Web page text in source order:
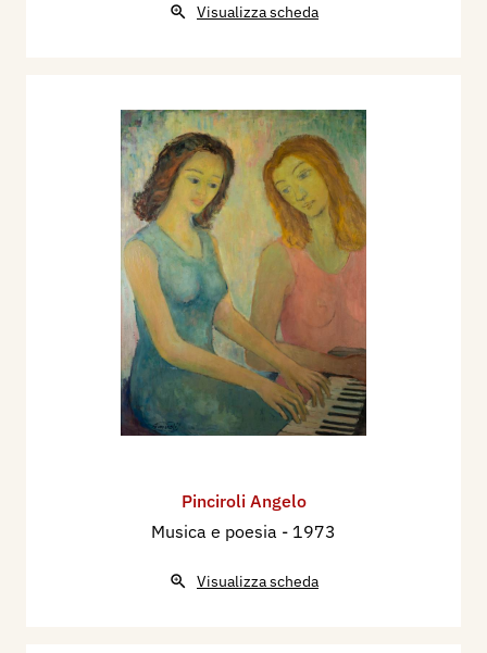
Visualizza scheda
Pinciroli Angelo
Musica e poesia - 1973
Visualizza scheda